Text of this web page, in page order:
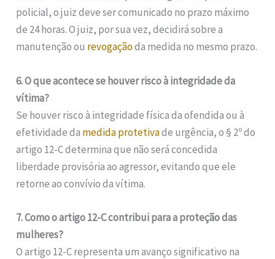
policial, o juiz deve ser comunicado no prazo máximo
de 24 horas. O juiz, por sua vez, decidirá sobre a
manutenção ou revogaçãoda medida no mesmo prazo.
6. O que acontece se houver risco à integridade da
vítima?
Se houver risco à integridade física da ofendida ou à
efetividade da medida protetivade urgência, o § 2º do
artigo 12-C determina que não será concedida
liberdade provisória ao agressor, evitando que ele
retorne ao convívio da vítima.
7. Como o artigo 12-C contribui para a proteção das
mulheres?
O artigo 12-C representa um avanço significativo na